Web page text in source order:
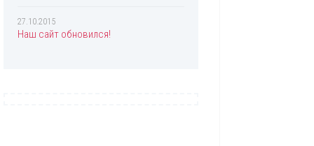
Dolce & Gabbana
27.10.2015
Наш сайт обновился!